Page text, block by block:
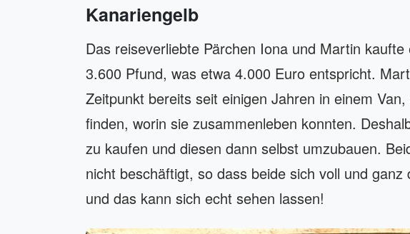
Kanariengelb
Das reiseverliebte Pärchen Iona und Martin
3.600 Pfund, was etwa 4.000 Euro entspricht.
Zeitpunkt bereits seit einigen Jahren in einem
finden, worin sie zusammenleben konnten.
zu kaufen und diesen dann selbst umzubauen.
nicht beschäftigt, so dass beide sich voll und
und das kann sich echt sehen lassen!